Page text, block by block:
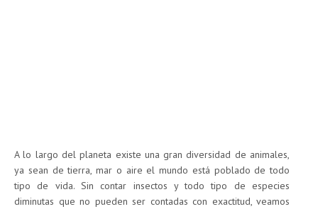
A lo largo del planeta existe una gran diversidad de animales,
ya sean de tierra, mar o aire el mundo está poblado de todo
tipo de vida. Sin contar insectos y todo tipo de especies
diminutas que no pueden ser contadas con exactitud, veamos